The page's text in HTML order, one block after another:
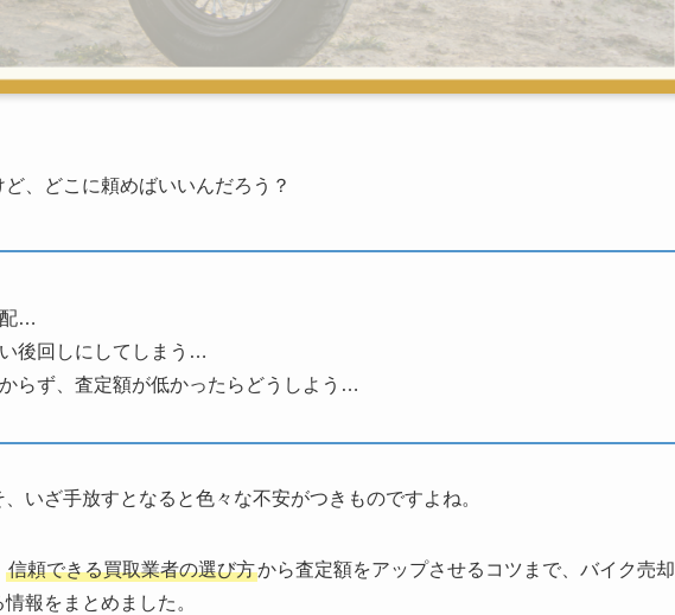
、どこに頼めばいいんだろう？
配…
後回しにしてしまう…
らず、査定額が低かったらどうしよう…
いざ手放すとなると色々な不安がつきものですよね。
信頼できる買取業者の選び方から査定額をアップさせるコツまで、バイク売却
報をまとめました。